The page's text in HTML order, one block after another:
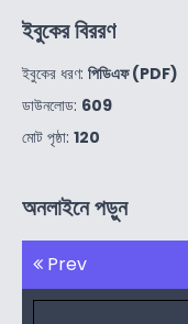
ইবুকের বিররণ
ইবুকের ধরণ: পিডিএফ (PDF)
ডাউনলোড: 609
মোট পৃষ্ঠা: 120
অনলাইনে পড়ুন
Prev